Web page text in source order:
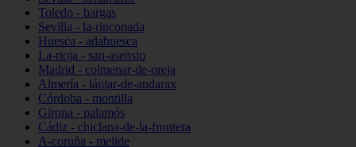
Toledo - bargas
Sevilla - la-rinconada
Huesca - adahuesca
La-rioja - san-asensio
Madrid - colmenar-de-oreja
Almería - láujar-de-andarax
Córdoba - montilla
Girona - palamós
Cádiz - chiclana-de-la-frontera
A-coruña - melide